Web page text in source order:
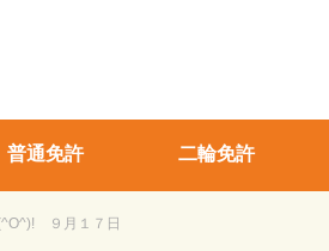
普通免許 二輪免許
９月１７日